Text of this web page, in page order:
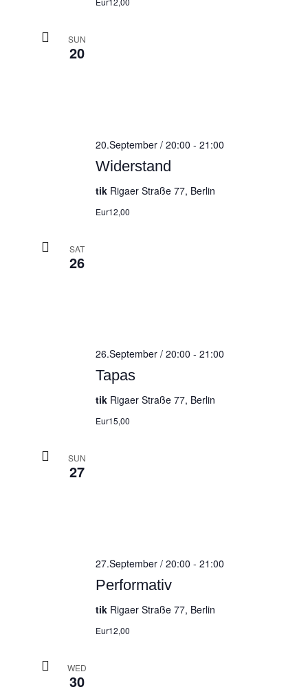
SUN
20
Widerstand
20.September / 20:00 - 21:00
tik Rigaer Straße 77, Berlin
Eur12,00
SAT
26
Tapas
26.September / 20:00 - 21:00
tik Rigaer Straße 77, Berlin
Eur15,00
SUN
27
Performativ
27.September / 20:00 - 21:00
tik Rigaer Straße 77, Berlin
Eur12,00
WED
30